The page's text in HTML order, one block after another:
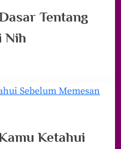
Tentang
Nih
Ketahui